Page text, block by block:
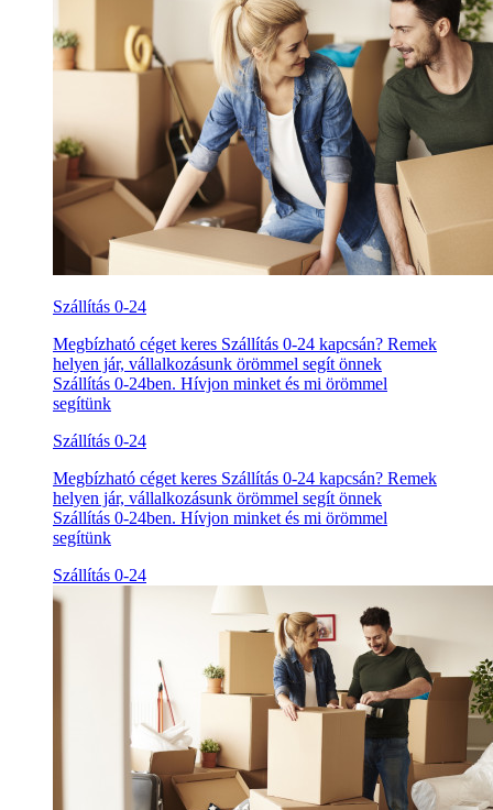
Szállítás 0-24
Megbízható céget keres Szállítás 0-24 kapcsán? Remek
helyen jár, vállalkozásunk örömmel segít önnek
Szállítás 0-24ben. Hívjon minket és mi örömmel
segítünk
Szállítás 0-24
Megbízható céget keres Szállítás 0-24 kapcsán? Remek
helyen jár, vállalkozásunk örömmel segít önnek
Szállítás 0-24ben. Hívjon minket és mi örömmel
segítünk
Szállítás 0-24